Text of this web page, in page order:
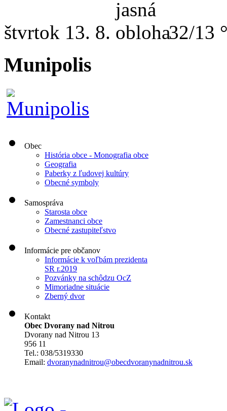
štvrtok 13. 8. 32/13
Munipolis
Obec
História obce - Monografia obce
Geografia
Paberky z ľudovej kultúry
Obecné symboly
Samospráva
Starosta obce
Zamestnanci obce
Obecné zastupiteľstvo
Informácie pre občanov
Informácie k voľbám prezidenta
SR r.2019
Pozvánky na schôdzu OcZ
Mimoriadne situácie
Zberný dvor
Kontakt
Obec Dvorany nad Nitrou
Dvorany nad Nitrou 13
956 11
Tel.: 038/5319330
Email: dvoranynadnitrou@obecdvoranynadnitrou.sk